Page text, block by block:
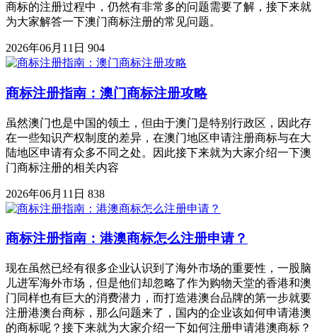
商标的注册过程中，仍然有非常多的问题需要了解，接下来就
为大家解答一下澳门商标注册的常见问题。
2026年06月11日 904
商标注册指南：澳门商标注册攻略
虽然澳门也是中国的领土，但由于澳门是特别行政区，因此存
在一些知识产权制度的差异，在澳门地区申请注册商标与在大
陆地区申请有众多不同之处。因此接下来就为大家介绍一下澳
门商标注册的相关内容
2026年06月11日 838
商标注册指南：港澳商标怎么注册申请？
现在虽然已经有很多企业认识到了海外市场的重要性，一股脑
儿进军海外市场，但是他们却忽略了作为购物天堂的香港和澳
门同样也有巨大的消费潜力，而打造港澳台品牌的第一步就要
注册港澳台商标，那么问题来了，国内的企业该如何申请港澳
的商标呢？接下来就为大家介绍一下如何注册申请港澳商标？